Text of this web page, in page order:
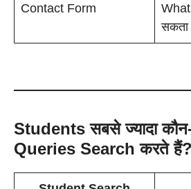
Contact Form
सकता
Students सबसे ज्यादा
Queries Search करते हैं?